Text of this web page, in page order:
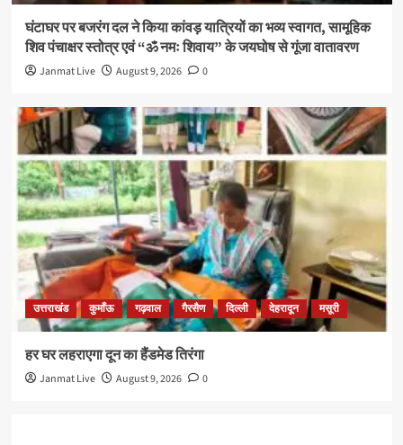
घंटाघर पर बजरंग दल ने किया कांवड़ यात्रियों का भव्य स्वागत, सामूहिक
शिव पंचाक्षर स्तोत्र एवं “ॐ नमः शिवाय” के जयघोष से गूंजा वातावरण
Janmat Live August 9, 2026 0
उत्तराखंड कुमाँऊ गढ़वाल गैरसैण दिल्ली देहरादून मसूरी
हर घर लहराएगा दून का हैंडमेड तिरंगा
Janmat Live August 9, 2026 0